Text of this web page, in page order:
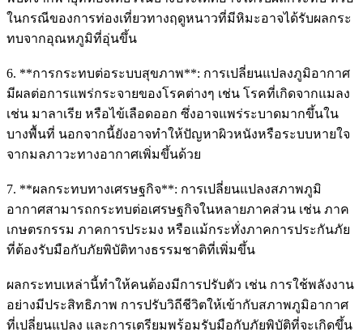
ในกรณีของการท่องเที่ยวทางฤดูหนาวที่มีหิมะอาจได้รับผลกระ
ทบจากอุณหภูมิที่อุ่นขึ้น
6. **การกระทบต่อระบบสุขภาพ**: การเปลี่ยนแปลงภูมิอากาศ
มีผลต่อการแพร่กระจายของโรคต่างๆ เช่น โรคที่เกิดจากแมลง
เช่น มาลาเรีย หรือไข้เลือดออก ซึ่งอาจแพร่ระบาดมากขึ้นใน
บางพื้นที่ นอกจากนี้ยังอาจทำให้ปัญหาผิวหนังหรือระบบหายใจ
จากมลภาวะทางอากาศเพิ่มขึ้นด้วย
7. **ผลกระทบทางเศรษฐกิจ**: การเปลี่ยนแปลงสภาพภูมิ
อากาศสามารถกระทบต่อเศรษฐกิจในหลายภาคส่วน เช่น ภาค
เกษตรกรรม ภาคการประมง หรือแม้กระทั่งภาคการประกันภัย
ที่ต้องรับมือกับภัยพิบัติทางธรรมชาติที่เพิ่มขึ้น
ผลกระทบเหล่านี้ทำให้คนต้องมีการปรับตัว เช่น การใช้พลังงาน
อย่างมีประสิทธิภาพ การปรับวิถีชีวิตให้เข้ากับสภาพภูมิอากาศ
ที่เปลี่ยนแปลง และการเตรียมพร้อมรับมือกับภัยพิบัติที่จะเกิดขึ้น